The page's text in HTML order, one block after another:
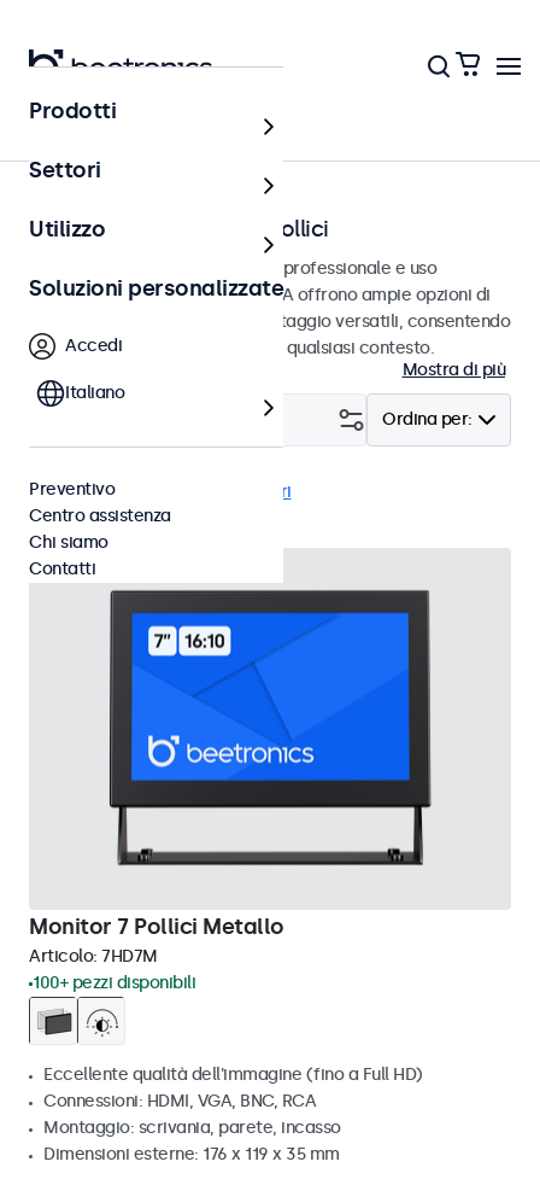
Home
Monitor VGA da 7 a 32 pollici
Monitor VGA progettati per uso professionale e uso
continuativo. Questi monitor VGA offrono ampie opzioni di
configurazione e opzioni di montaggio versatili, consentendo
loro di integrarsi perfettamente qualsiasi contesto.
Mostra di più
Ordina per:
VGA Incasso Cancella i filtri
Monitor 7 Pollici Metallo
Articolo: 7HD7M
100+ pezzi disponibili
Eccellente qualità dell'immagine (fino a Full HD)
Connessioni: HDMI, VGA, BNC, RCA
Montaggio: scrivania, parete, incasso
Dimensioni esterne: 176 x 119 x 35 mm
Prodotti
Settori
Utilizzo
Soluzioni personalizzate
Accedi
Italiano
Preventivo
Centro assistenza
Chi siamo
Contatti